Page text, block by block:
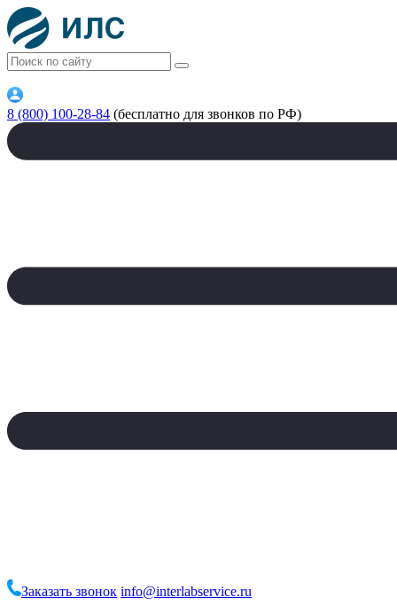
8 (800) 100-28-84 (бесплатно для звонков по РФ)
Заказать звонок info@interlabservice.ru